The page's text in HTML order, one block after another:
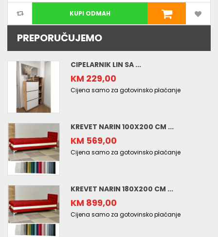
KUPI ODMAH
PREPORUČUJEMO
CIPELARNIK LIN SA ...
KM 229,00
Cijena samo za gotovinsko plaćanje
KREVET NARIN 100X200 CM ...
KM 569,00
Cijena samo za gotovinsko plaćanje
KREVET NARIN 180X200 CM ...
KM 899,00
Cijena samo za gotovinsko plaćanje